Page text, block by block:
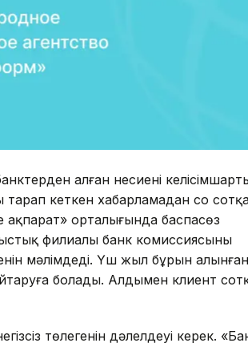
алған несиенің
кеткен хабарламадан соң
орталығында баспасөз
филиалы банк комиссиясының
мәлімдеді. Үш жыл бұрын алынған
болады. Алдымен клиент
төлегенін дәлелдеуі керек.